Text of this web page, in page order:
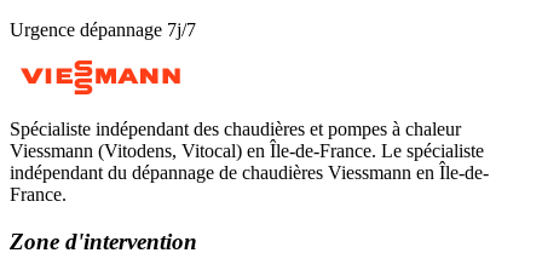
Urgence dépannage 7j/7
Spécialiste indépendant des chaudières et pompes à chaleur
Viessmann (Vitodens, Vitocal) en Île-de-France. Le spécialiste
indépendant du dépannage de chaudières Viessmann en Île-de-
France.
Zone d'intervention